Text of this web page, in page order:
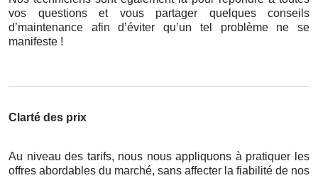
vos questions et vous partager quelques conseils
d’maintenance afin d’éviter qu’un tel problème ne se
manifeste !
Clarté des prix
Au niveau des tarifs, nous nous appliquons à pratiquer les
offres abordables du marché, sans affecter la fiabilité de nos